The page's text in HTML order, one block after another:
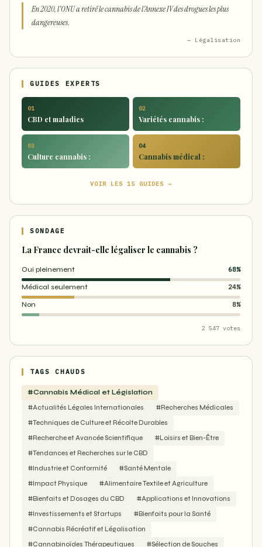
En 2020, l'ONU a retiré le cannabis de l'Annexe IV des drogues les plus
dangereuses.
— Légalisation
GUIDES EXPERTS
01
CBD et maladies
02
Variétés cannabis :
03
Culture cannabis :
04
Cannabis médical :
VOIR LES 15 GUIDES →
SONDAGE
La France devrait-elle légaliser le cannabis ?
Oui pleinement 68%
Médical seulement 24%
Non 8%
2 547 votes
TAGS CHAUDS
#Cannabis Médical et Législation
#Actualités Légales Internationales
#Recherches Médicales
#Techniques de Culture et Récolte Durables
#Recherche et Avancée Scientifique
#Loisirs et Bien-Être
#Tendances et Recherches sur le CBD
#Industrie et Conformité
#Santé Mentale
#Impact Physique
#Alimentaire Textile et Agriculture
#Bienfaits et Dosages du CBD
#Applications et Innovations
#Investissements et Startups
#Bienfaits pour la Santé
#Cannabis Récréatif et Légalisation
#Cannabinoïdes Thérapeutiques
#Sélection de Souches